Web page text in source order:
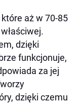
aż w 70-85
dzięki
funkcjonuje,
za jej
dzięki czemu